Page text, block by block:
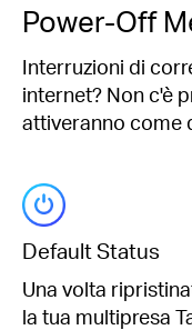
Power-Off
Interruzioni di
internet? Non c'è
attiveranno come
Default Status
Una volta
la tua multipresa